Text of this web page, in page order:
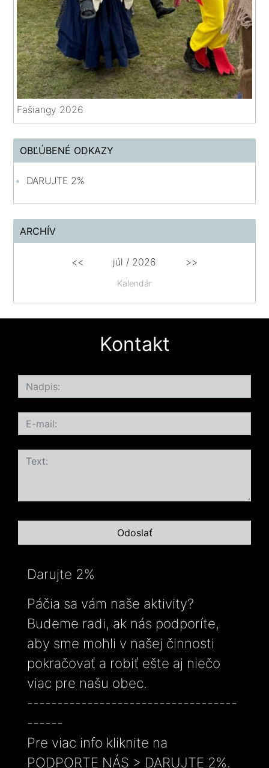
Fašiangy 2026
OBĽÚBENÉ ODKAZY
DARUJTE 2%
ARCHÍV
Kalendár
<< júl / 2026 >>
Kontakt
Darujte 2%
Páčia sa vám naše aktivity?
Budeme radi, ak nás podporíte,
aby sme mohli v našej činnosti
pokračovať a robiť ešte aj niečo
viac pre našu obec.
-----------------------------------
------
Pre viac info kliknite na
PODPORTE NÁS > DARUJTE 2%.